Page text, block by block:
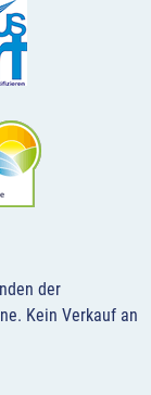
der
Kein Verkauf an